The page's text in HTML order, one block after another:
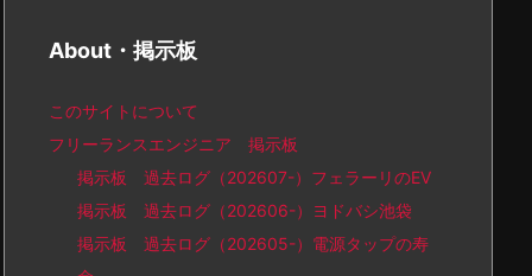
About・掲示板
このサイトについて
フリーランスエンジニア 掲示板
掲示板 過去ログ（202607-）フェラーリのEV
掲示板 過去ログ（202606-）ヨドバシ池袋
掲示板 過去ログ（202605-）電源タップの寿